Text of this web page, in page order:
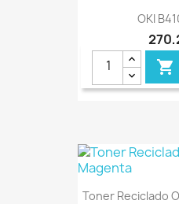
OKI

Toner Reciclado